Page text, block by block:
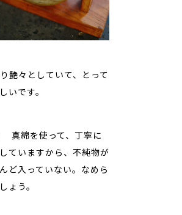
り艶々としていて、とって
いです。
真綿を使って、丁寧に
ていますから、不純物が
ど入っていない。なめら
ょう。